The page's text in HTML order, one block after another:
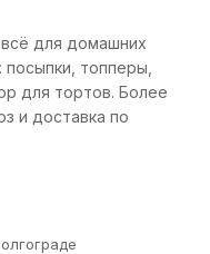
для домашних
топперы,
для тортов. Более
и доставка по